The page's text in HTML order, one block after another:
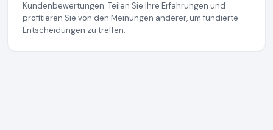
Kundenbewertungen. Teilen Sie Ihre Erfahrungen und
profitieren Sie von den Meinungen anderer, um fundierte
Entscheidungen zu treffen.